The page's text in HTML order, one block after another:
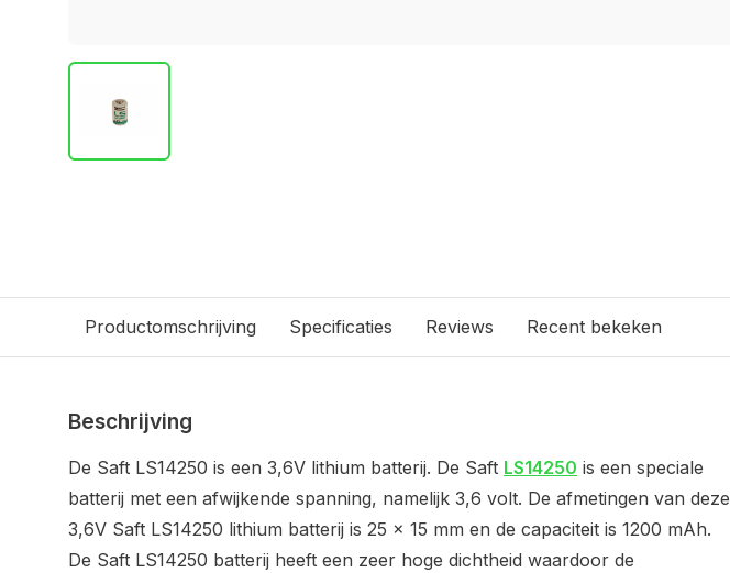
Productomschrijving Specificaties Reviews Recent bekeken
Beschrijving
De Saft LS14250 is een 3,6V lithium batterij. De Saft LS14250 is een speciale
batterij met een afwijkende spanning, namelijk 3,6 volt. De afmetingen van deze
3,6V Saft LS14250 lithium batterij is 25 x 15 mm en de capaciteit is 1200 mAh.
De Saft LS14250 batterij heeft een zeer hoge dichtheid waardoor de